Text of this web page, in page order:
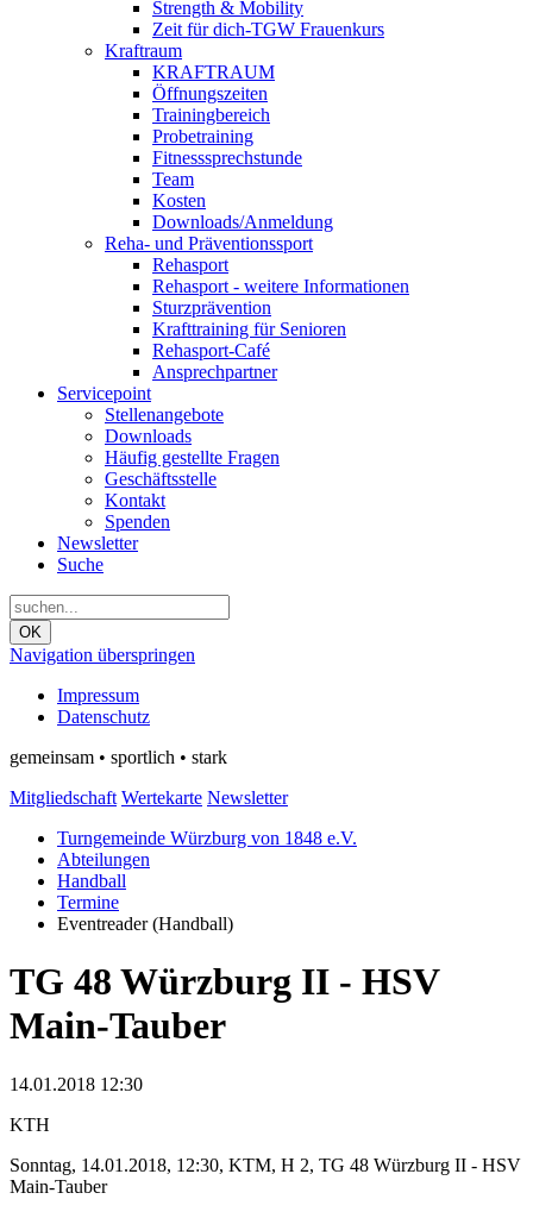
Strength & Mobility
Zeit für dich-TGW Frauenkurs
Kraftraum
KRAFTRAUM
Öffnungszeiten
Trainingbereich
Probetraining
Fitnesssprechstunde
Team
Kosten
Downloads/Anmeldung
Reha- und Präventionssport
Rehasport
Rehasport - weitere Informationen
Sturzprävention
Krafttraining für Senioren
Rehasport-Café
Ansprechpartner
Servicepoint
Stellenangebote
Downloads
Häufig gestellte Fragen
Geschäftsstelle
Kontakt
Spenden
Newsletter
Suche
OK
Navigation überspringen
Impressum
Datenschutz
gemeinsam • sportlich • stark
Mitgliedschaft Wertekarte Newsletter
Turngemeinde Würzburg von 1848 e.V.
Abteilungen
Handball
Termine
Eventreader (Handball)
TG 48 Würzburg II - HSV
Main-Tauber
14.01.2018 12:30
KTH
Sonntag, 14.01.2018, 12:30, KTM, H 2, TG 48 Würzburg II - HSV
Main-Tauber